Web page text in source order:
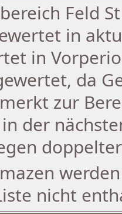
Feld
in
in
da
zur
der
nicht